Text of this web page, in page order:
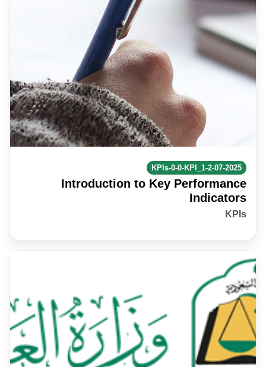
KPIs-0-0-KPI_1-2-07-2025
Introduction to Key Performance
Indicators
KPIs